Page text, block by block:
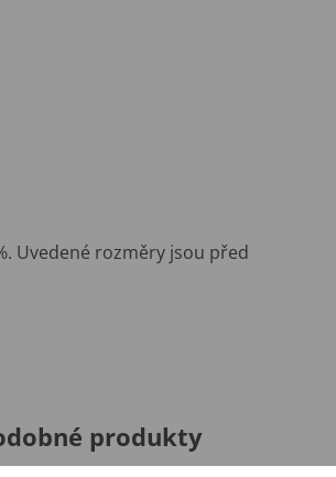
Uvedené rozměry jsou před
produkty